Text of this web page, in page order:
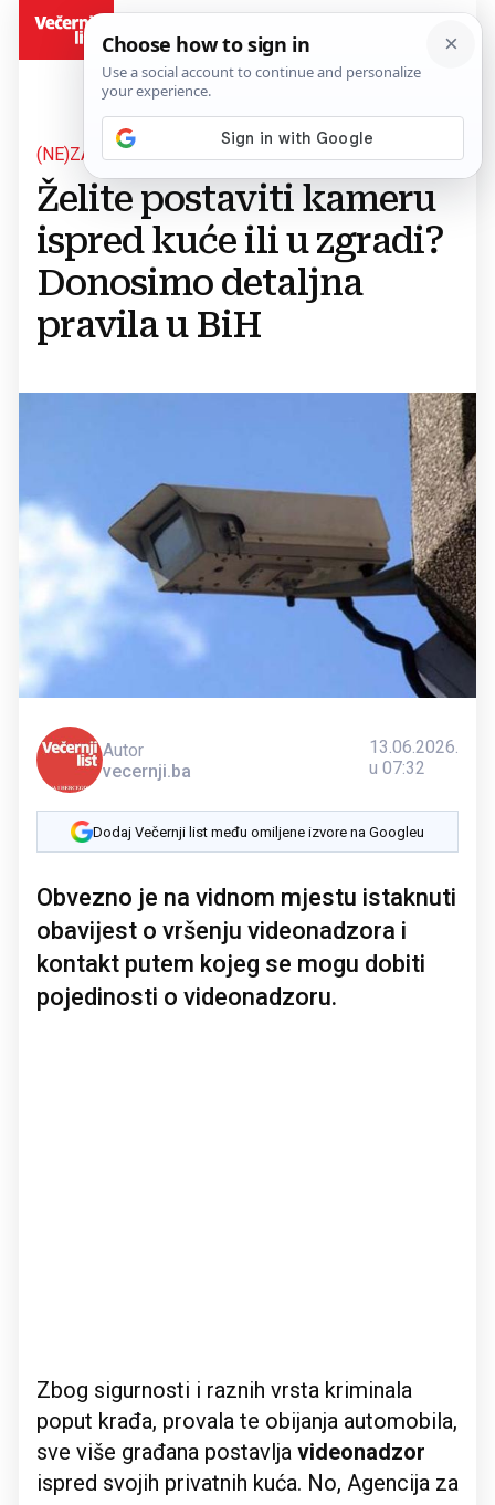
(NE)ZAKONITOST VIDEONADZORA
Želite postaviti kameru
ispred kuće ili u zgradi?
Donosimo detaljna
pravila u BiH
Autor
vecernji.ba
13.06.2026.
u 07:32
Dodaj Večernji list među omiljene izvore na Googleu
Obvezno je na vidnom mjestu istaknuti
obavijest o vršenju videonadzora i
kontakt putem kojeg se mogu dobiti
pojedinosti o videonadzoru.
Zbog sigurnosti i raznih vrsta kriminala
poput krađa, provala te obijanja automobila,
sve više građana postavlja videonadzor
ispred svojih privatnih kuća. No, Agencija za